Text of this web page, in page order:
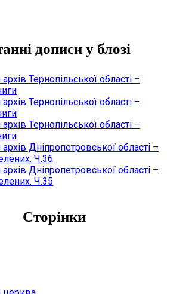
дописи у блозі
Тернопільської області –
Тернопільської області –
Тернопільської області –
Дніпропетровської області –
Ч.36
Дніпропетровської області –
Ч.35
Сторінки